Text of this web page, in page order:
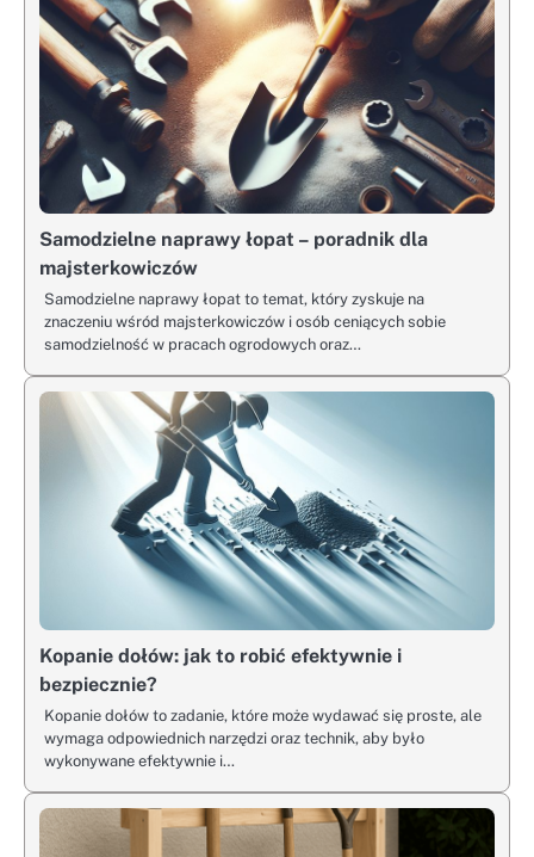
Samodzielne naprawy łopat – poradnik dla
majsterkowiczów
Samodzielne naprawy łopat to temat, który zyskuje na
znaczeniu wśród majsterkowiczów i osób ceniących sobie
samodzielność w pracach ogrodowych oraz…
Kopanie dołów: jak to robić efektywnie i
bezpiecznie?
Kopanie dołów to zadanie, które może wydawać się proste, ale
wymaga odpowiednich narzędzi oraz technik, aby było
wykonywane efektywnie i…